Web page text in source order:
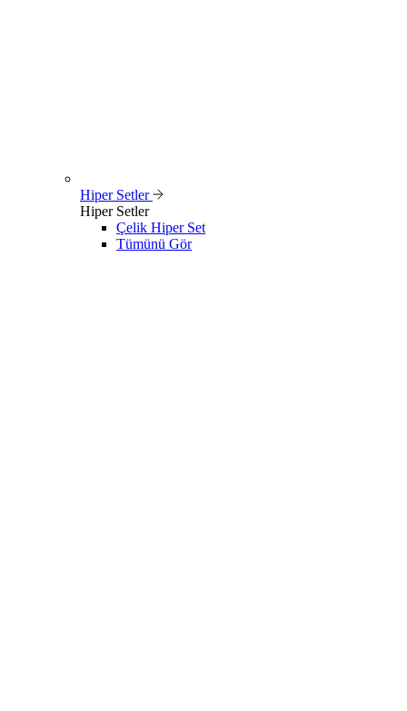
Hiper Setler
Hiper Setler
Çelik Hiper Set
Tümünü Gör